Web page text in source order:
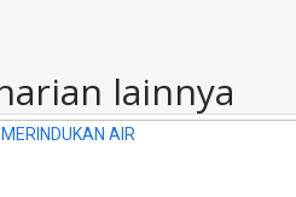
lainnya